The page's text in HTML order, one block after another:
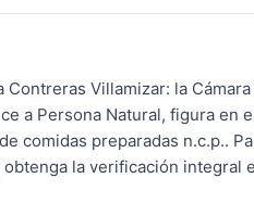
Villamizar: la
a Persona Natural, figura en
comidas preparadas n.c.p..
la verificación integral